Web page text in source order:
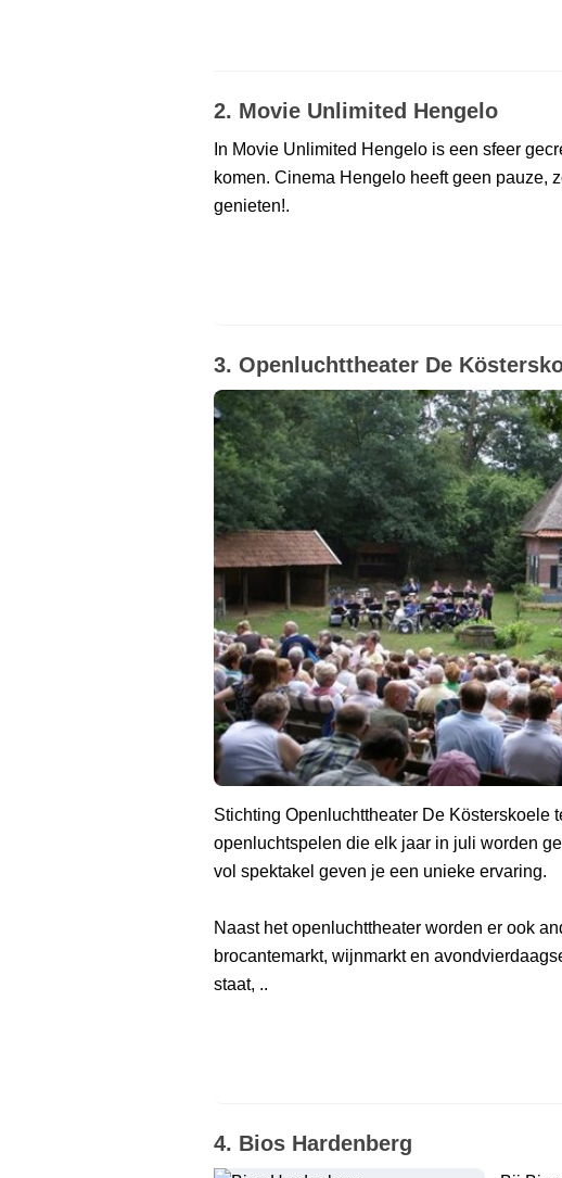
2. Movie Unlimited Hengelo
In Movie Unlimited Hengelo is een sfeer
komen. Cinema Hengelo heeft geen pauze,
genieten!.
3. Openluchttheater De
Stichting Openluchttheater De Kösterskoele
openluchtspelen die elk jaar in juli worden
vol spektakel geven je een unieke ervaring.
Naast het openluchttheater worden er ook
brocantemarkt, wijnmarkt en
staat, ..
4. Bios Hardenberg